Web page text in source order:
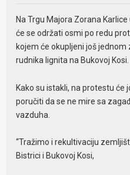
Na Trgu Majora Zorana
će se održati osmi po redu
kojem će okupljeni još
rudnika lignita na Bukovoj Kosi.
Kako su istakli, na protestu će
poručiti da se ne mire sa
vazduha.
“Tražimo i rekultivaciju
Bistrici i Bukovoj Kosi,